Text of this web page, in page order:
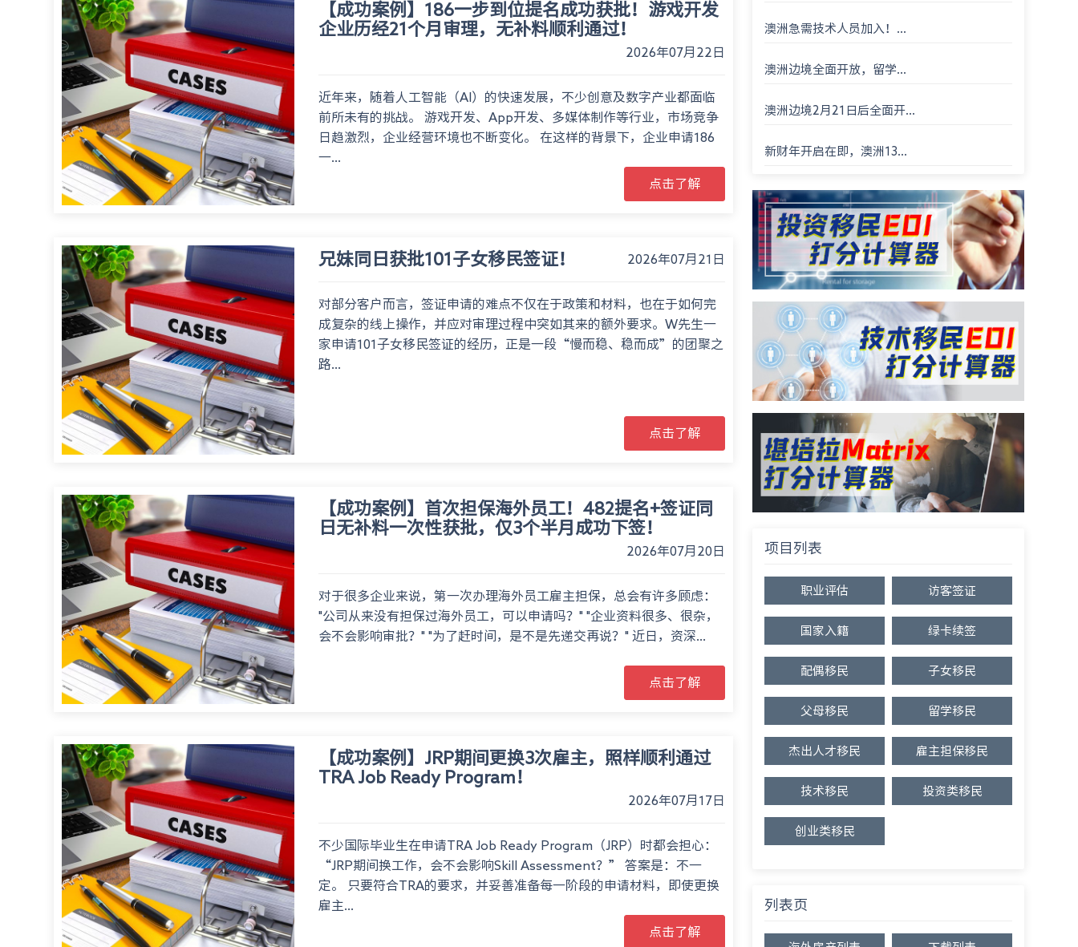
【成功案例】186一步到位提名成功获批！游戏开发
企业历经21个月审理，无补料顺利通过！
2026年07月22日
近年来，随着人工智能（AI）的快速发展，不少创意及数字产业都面临
前所未有的挑战。 游戏开发、App开发、多媒体制作等行业，市场竞争
日趋激烈，企业经营环境也不断变化。 在这样的背景下，企业申请186
一...
点击了解
兄妹同日获批101子女移民签证！ 2026年07月21日
对部分客户而言，签证申请的难点不仅在于政策和材料，也在于如何完
成复杂的线上操作，并应对审理过程中突如其来的额外要求。W先生一
家申请101子女移民签证的经历，正是一段“慢而稳、稳而成”的团聚之
路...
点击了解
【成功案例】首次担保海外员工！482提名+签证同
日无补料一次性获批，仅3个半月成功下签！
2026年07月20日
对于很多企业来说，第一次办理海外员工雇主担保，总会有许多顾虑：
"公司从来没有担保过海外员工，可以申请吗？" "企业资料很多、很杂，
会不会影响审批？" "为了赶时间，是不是先递交再说？" 近日，资深...
点击了解
【成功案例】JRP期间更换3次雇主，照样顺利通过
TRA Job Ready Program！
2026年07月17日
不少国际毕业生在申请TRA Job Ready Program（JRP）时都会担心：
“JRP期间换工作，会不会影响Skill Assessment？” 答案是：不一
定。 只要符合TRA的要求，并妥善准备每一阶段的申请材料，即使更换
雇主...
点击了解
澳洲急需技术人员加入！...
澳洲边境全面开放，留学...
澳洲边境2月21日后全面开...
新财年开启在即，澳洲13...
项目列表
职业评估 访客签证
国家入籍 绿卡续签
配偶移民 子女移民
父母移民 留学移民
杰出人才移民 雇主担保移民
技术移民 投资类移民
创业类移民
列表页